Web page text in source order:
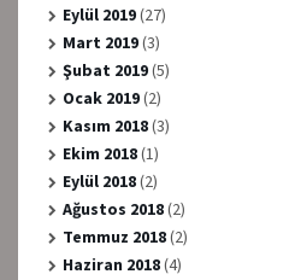
Eylül 2019(27)
Mart 2019(3)
Şubat 2019(5)
Ocak 2019(2)
Kasım 2018(3)
Ekim 2018(1)
Eylül 2018(2)
Ağustos 2018(2)
Temmuz 2018(2)
Haziran 2018(4)